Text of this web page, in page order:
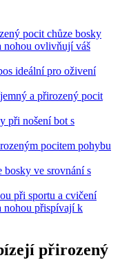
pocit ⁣chůze bosky
nohou ovlivňují váš
ideální pro⁣ oživení
a přirozený pocit
při nošení bot s
pocitem pohybu​
‍bosky ve ‍srovnání ‌s
při​ sportu ⁣a cvičení
nohou přispívají⁢ k
přirozený